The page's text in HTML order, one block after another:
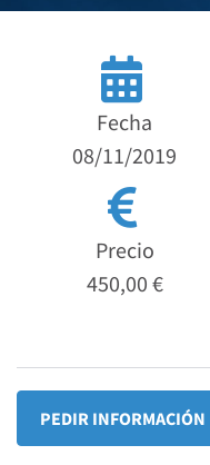
Fecha
08/11/2019
Precio
450,00 €
PEDIR INFORMACIÓN